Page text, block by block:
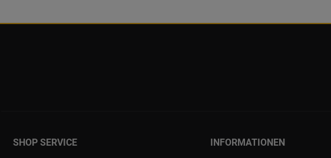
SHOP SERVICE INFORMATIONEN